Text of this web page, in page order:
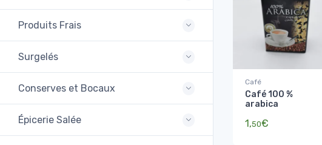
Produits Frais
Surgelés
Conserves et Bocaux
Épicerie Salée
Café
Café 100 %
arabica
1,50€